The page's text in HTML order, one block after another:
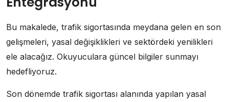
Bu makalede, trafik sigortasında meydana gelen en son
gelişmeleri, yasal değişiklikleri ve sektördeki yenilikleri
ele alacağız. Okuyuculara güncel bilgiler sunmayı
hedefliyoruz.
Son dönemde trafik sigortası alanında yapılan yasal